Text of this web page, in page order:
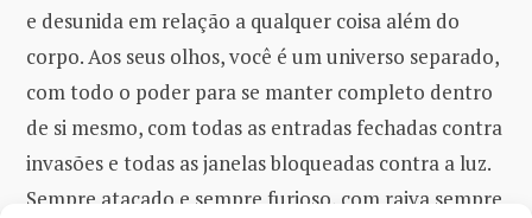
e desunida em relação a qualquer coisa além do
corpo. Aos seus olhos, você é um universo separado,
com todo o poder para se manter completo dentro
de si mesmo, com todas as entradas fechadas contra
invasões e todas as janelas bloqueadas contra a luz.
Sempre atacado e sempre furioso, com raiva sempre